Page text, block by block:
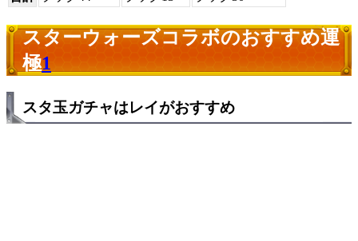
スターウォーズコラボのおすすめ運
極1
スタ玉ガチャはレイがおすすめ